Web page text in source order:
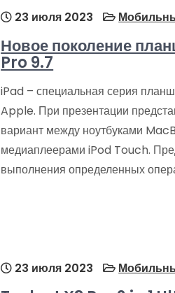
23 июля 2023
Новое поколение
Pro 9.7
iPad – специальная серия
Apple. При презентации
вариант между ноутбуками
медиаплеерами iPod Touch.
выполнения определенных
23 июля 2023